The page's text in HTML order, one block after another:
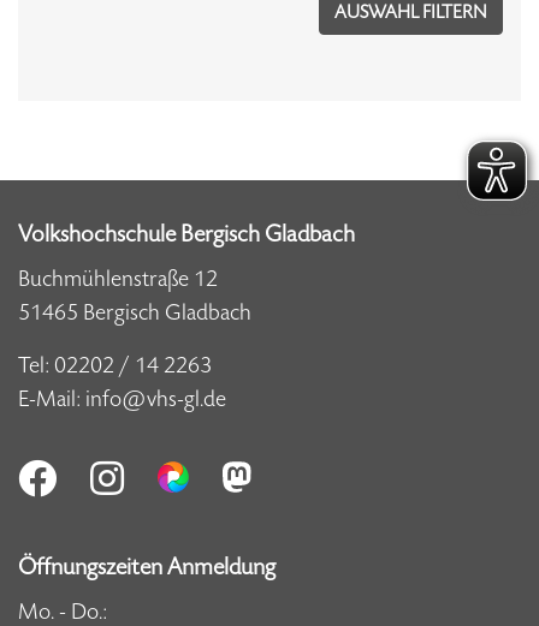
Volkshochschule Bergisch Gladbach
Buchmühlenstraße 12
51465 Bergisch Gladbach
Tel: 02202 / 14 2263
E-Mail: info@vhs-gl.de
Öffnungszeiten Anmeldung
Mo. - Do.: